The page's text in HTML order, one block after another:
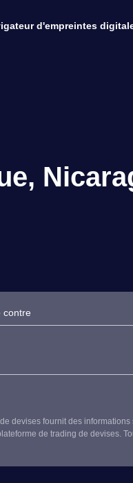
d'empreintes
contre
devises fournit des
de trading de devises.